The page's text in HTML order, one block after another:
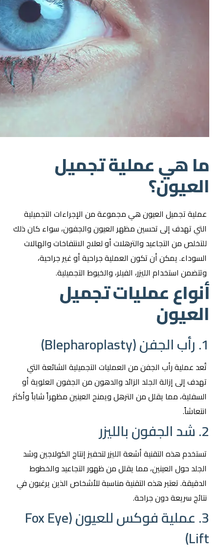
ما هي عملية تجميل
العيون؟
عملية تجميل العيون هي مجموعة من الإجراءات التجميلية
التي تهدف إلى تحسين مظهر العيون والجفون، سواء كان ذلك
للتخلص من التجاعيد والترهلات أو لعلاج الانتفاخات والهالات
السوداء. يمكن أن تكون العملية جراحية أو غير جراحية،
وتتضمن استخدام الليزر، الفيلر، والخيوط التجميلية.
أنواع عمليات تجميل
العيون
1. رأب الجفن (Blepharoplasty)
تُعد عملية رأب الجفن من العمليات التجميلية الشائعة التي
تهدف إلى إزالة الجلد الزائد والدهون من الجفون العلوية أو
السفلية، مما يقلل من الترهل ويمنح العينين مظهراً شاباً وأكثر
انتعاشاً.
2. شد الجفون بالليزر
تستخدم هذه التقنية أشعة الليزر لتحفيز إنتاج الكولاجين وشد
الجلد حول العينين، مما يقلل من ظهور التجاعيد والخطوط
الدقيقة. تعتبر هذه التقنية مناسبة للأشخاص الذين يرغبون في
نتائج سريعة دون جراحة.
3. عملية فوكس للعيون (Fox Eye
Lift)